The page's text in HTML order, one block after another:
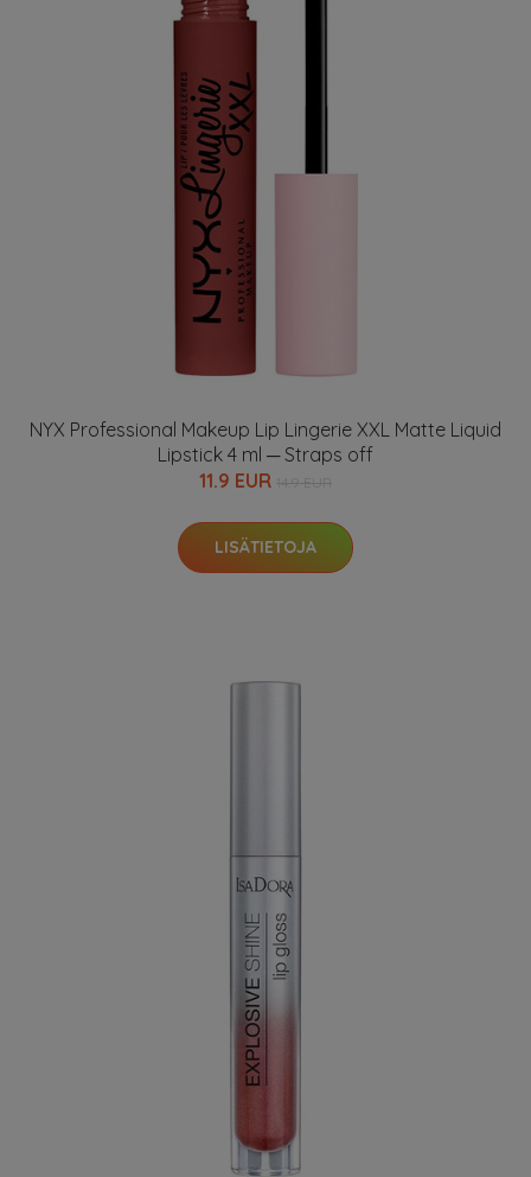
NYX Professional Makeup Lip Lingerie XXL Matte Liquid
Lipstick 4 ml ─ Straps off
11.9 EUR
LISÄTIETOJA